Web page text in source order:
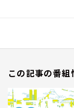
この記事の番組